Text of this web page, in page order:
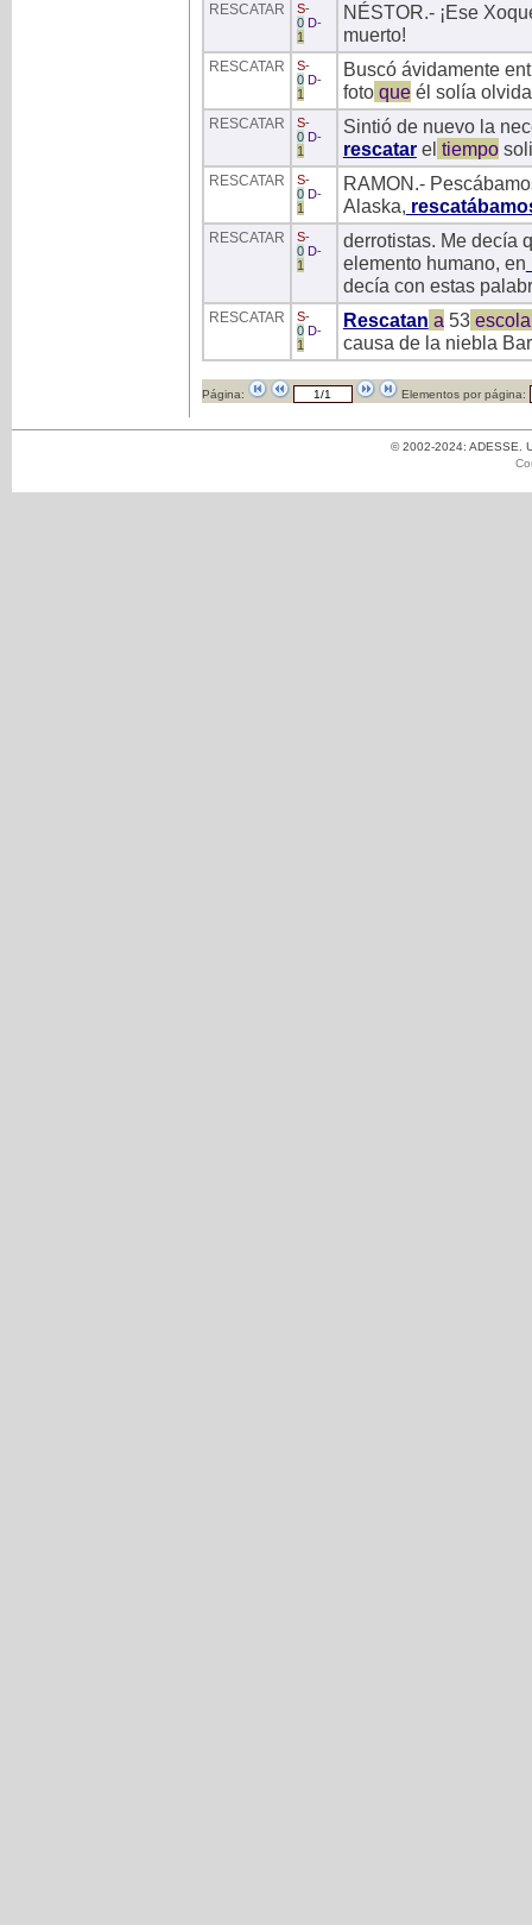
RESCATAR S-
0 D-
1
NÉSTOR.- ¡Ese
muerto!
RESCATAR S-
0 D-
1
Buscó ávidamente
fotoqueél solía
RESCATAR S-
0 D-
1
Sintió de nuevo la
rescatarel tiempo
RESCATAR S-
0 D-
1
RAMON.-
Alaska,
RESCATAR S-
0 D-
1
derrotistas. Me decía
elemento humano, en
decía con estas
RESCATAR S-
0 D-
1
Rescatan a 53
causa de la niebla
Página: Elementos por página:
© 2002-2024: ADESSE.